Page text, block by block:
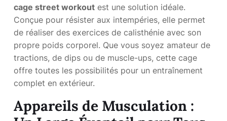
cage street workout est une solution idéale.
Conçue pour résister aux intempéries, elle permet
de réaliser des exercices de calisthénie avec son
propre poids corporel. Que vous soyez amateur de
tractions, de dips ou de muscle-ups, cette cage
offre toutes les possibilités pour un entraînement
complet en extérieur.
Appareils de Musculation :